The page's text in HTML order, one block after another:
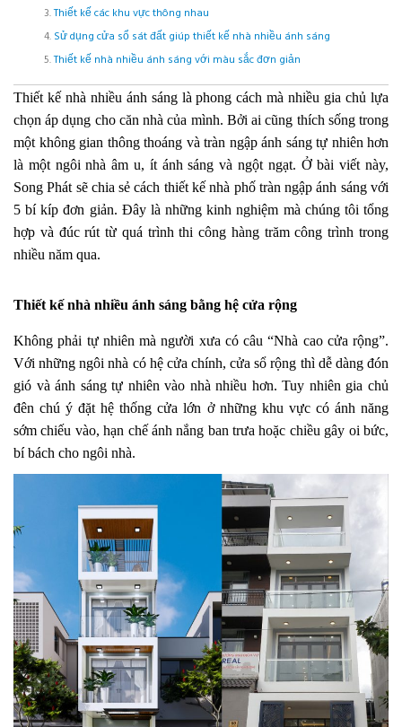
Thiết kế các khu vực thông nhau
Sử dụng cửa sổ sát đất giúp thiết kế nhà nhiều ánh sáng
Thiết kế nhà nhiều ánh sáng với màu sắc đơn giản
Thiết kế nhà nhiều ánh sáng là phong cách mà nhiều gia chủ lựa
chọn áp dụng cho căn nhà của mình. Bởi ai cũng thích sống trong
một không gian thông thoáng và tràn ngập ánh sáng tự nhiên hơn
là một ngôi nhà âm u, ít ánh sáng và ngột ngạt. Ở bài viết này,
Song Phát sẽ chia sẻ cách thiết kế nhà phố tràn ngập ánh sáng với
5 bí kíp đơn giản. Đây là những kinh nghiệm mà chúng tôi tổng
hợp và đúc rút từ quá trình thi công hàng trăm công trình trong
nhiều năm qua.
Thiết kế nhà nhiều ánh sáng bằng hệ cửa rộng
Không phải tự nhiên mà người xưa có câu “Nhà cao cửa rộng”.
Với những ngôi nhà có hệ cửa chính, cửa sổ rộng thì dễ dàng đón
gió và ánh sáng tự nhiên vào nhà nhiều hơn. Tuy nhiên gia chủ
đên chú ý đặt hệ thống cửa lớn ở những khu vực có ánh năng
sớm chiếu vào, hạn chế ánh nắng ban trưa hoặc chiều gây oi bức,
bí bách cho ngôi nhà.